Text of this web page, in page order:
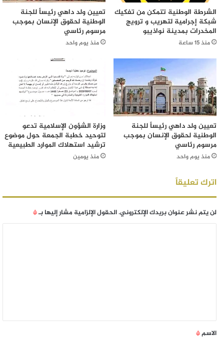
الشرطة الوطنية تتمكن من تفكيك
شبكة إجرامية لتهريب و ترويج
المخدرات بمدينة نواذيبو
منذ 15 ساعة
تعيين ولد داهي رئيساً للجنة
الوطنية لحقوق الإنسان بموجب
مرسوم رئاسي
منذ يوم واحد
تعيين ولد داهي رئيساً للجنة
الوطنية لحقوق الإنسان بموجب
مرسوم رئاسي
منذ يوم واحد
وزارة الشؤون الإسلامية تدعو
لتوحيد خطبة الجمعة حول موضوع
ترشيد استهلاك الموارد الطبيعية
منذ يومين
اترك تعليقاً
لن يتم نشر عنوان بريدك الإلكتروني.الحقول الإلزامية مشار إليها بـ*
الاسم*